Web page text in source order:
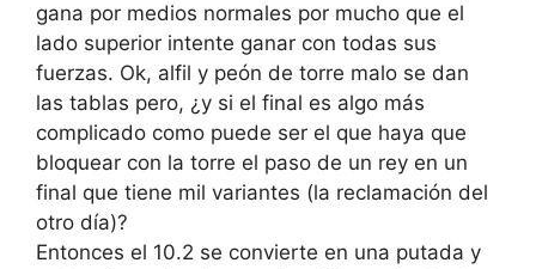
gana por medios normales por mucho que el
lado superior intente ganar con todas sus
fuerzas. Ok, alfil y peón de torre malo se dan
las tablas pero, ¿y si el final es algo más
complicado como puede ser el que haya que
bloquear con la torre el paso de un rey en un
final que tiene mil variantes (la reclamación del
otro día)?
Entonces el 10.2 se convierte en una putada y